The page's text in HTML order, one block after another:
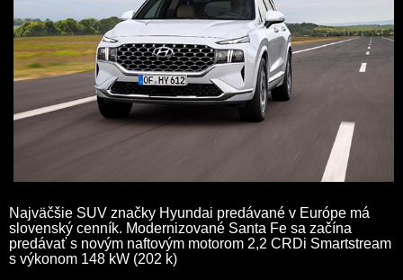
Najväčšie SUV značky Hyundai predávané v Európe má
slovenský cenník. Modernizované Santa Fe sa začína
predávať s novým naftovým motorom 2,2 CRDi Smartstream
s výkonom 148 kW (202 k)